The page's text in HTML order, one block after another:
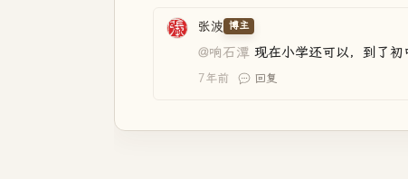
张波 博主
@响石潭 现在小学还可以，到了
7年前 回复